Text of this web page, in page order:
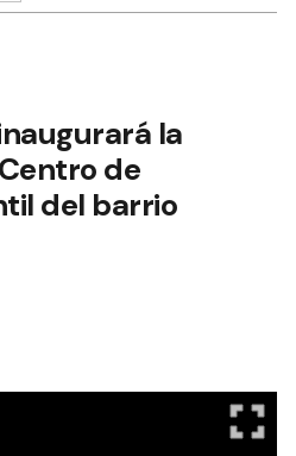
la
de
del barrio